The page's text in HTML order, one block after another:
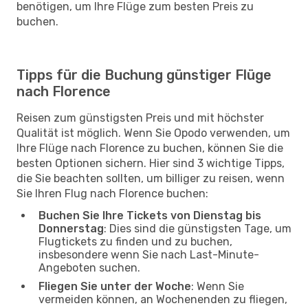
benötigen, um Ihre Flüge zum besten Preis zu
buchen.
Tipps für die Buchung günstiger Flüge
nach Florence
Reisen zum günstigsten Preis und mit höchster
Qualität ist möglich. Wenn Sie Opodo verwenden, um
Ihre Flüge nach Florence zu buchen, können Sie die
besten Optionen sichern. Hier sind 3 wichtige Tipps,
die Sie beachten sollten, um billiger zu reisen, wenn
Sie Ihren Flug nach Florence buchen:
Buchen Sie Ihre Tickets von Dienstag bis
Donnerstag: Dies sind die günstigsten Tage, um
Flugtickets zu finden und zu buchen,
insbesondere wenn Sie nach Last-Minute-
Angeboten suchen.
Fliegen Sie unter der Woche: Wenn Sie
vermeiden können, an Wochenenden zu fliegen,